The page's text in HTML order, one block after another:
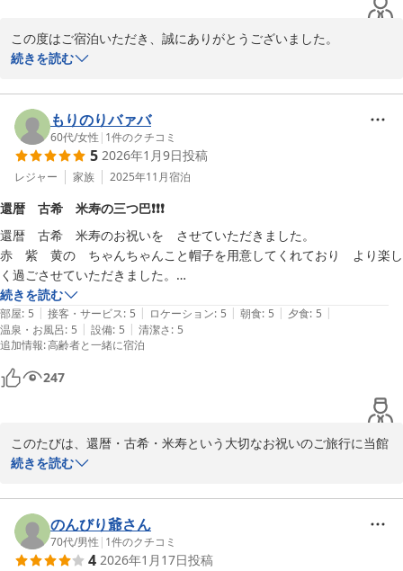
この度はご宿泊いただき、誠にありがとうございました。
また、ご感想をお寄せいただきましたこと、心より御礼申し上げま
「基本的には大満足」とのお言葉、そしてお風呂をお褒めいただき
大変嬉しく存じます。一方で、立ち寄り入浴のお客様が多く、チェ
ックイン後にゆっくりお過ごしいただけなかったとのこと、誠に心
苦しく思っております。
夜には露天風呂でのんびりお楽しみいただけたとのことが、せめて
もの救いでございます。今後もご宿泊のお客様により快適にお過ご
しいただけるよう、混雑状況のご案内や運営方法について改めて工
夫・改善に努めてまいります。
また機会がございましたら、ぜひゆったりとした時間をお過ごしい
ただけますと幸いです。
スタッフ一同、心よりお待ち申し上げております。
犬鳴山温泉 不動口館
続きを読む
もりのりバァバ
60代/女性 | 1件のクチコミ
5 2026年1月9日投稿
レジャー 家族 2025年11月宿泊
還暦 古希 米寿の三つ巴❗️❗️❗️
還暦　古希　米寿のお祝いを　させていただきました。
赤　紫　黄の　ちゃんちゃんこと帽子を用意してくれており　より楽し
く過ごさせていただきました。
車椅子使用の時も　色々とお世話していただき　ほんとにありがとうご
ざいました。
良い思い出を残せました
温泉も　しっとりとして　とても気持ちよかったです。
ありがとうございました♪
続きを読む
部屋: 5 | 接客・サービス: 5 | ロケーション: 5 | 朝食: 5 | 夕食: 5 |
温泉・お風呂: 5 | 設備: 5 | 清潔さ: 5
追加情報:高齢者と一緒に宿泊
247
このたびは、還暦・古希・米寿という大切なお祝いのご旅行に当館
をご利用いただき、誠にありがとうございました。
ッフ一同大変光栄に存じます。
赤・紫・黄色のちゃんちゃんこと帽子もお喜びいただけたとのこ
と、楽しいひとときをお過ごしいただけたご様子に、私どもも心温
続きを読む
のんびり爺さん
70代/男性 | 1件のクチコミ
4 2026年1月17日投稿